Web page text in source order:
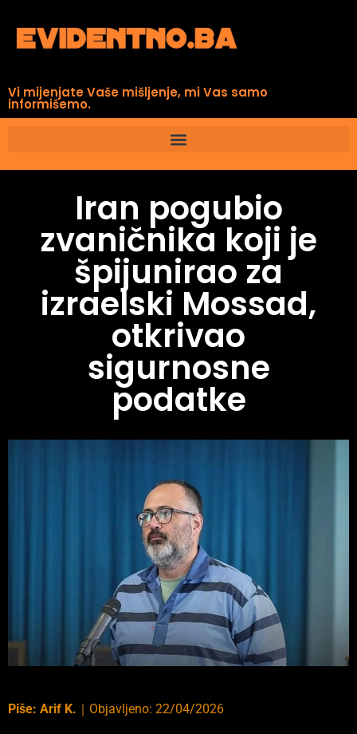
Vi mijenjate Vaše mišljenje, mi Vas samo
informišemo.
Iran pogubio
zvaničnika koji je
špijunirao za
izraelski Mossad,
otkrivao
sigurnosne
podatke
Piše: Arif K. Objavljeno: 22/04/2026